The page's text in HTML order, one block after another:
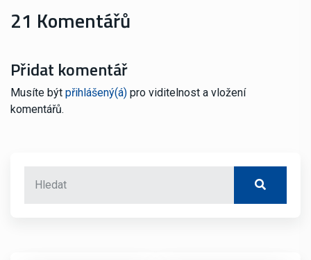
21 Komentářů
Přidat komentář
Musíte být přihlášený(á) pro viditelnost a vložení
komentářů.